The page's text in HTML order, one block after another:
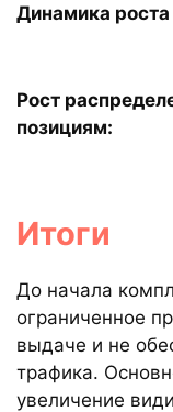
Динамика
Рост
позициям:
Итоги
До начала
ограниченное
выдаче и не
трафика.
увеличение